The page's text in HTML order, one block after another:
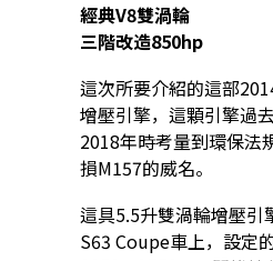
經典V8雙渦輪
三階改造850hp
這次所要介紹的這部
增壓引擎，這顆引擎過
2018年時考量到環保法
損M157的威名。
這具5.5升雙渦輪增壓
S63 Coupe車上，設定